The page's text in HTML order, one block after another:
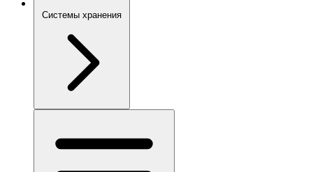
Системы хранения